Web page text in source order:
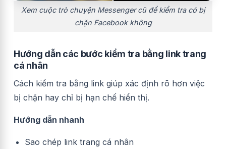
Xem cuộc trò chuyện Messenger cũ để kiểm tra có bị
chặn Facebook không
Hướng dẫn các bước kiểm tra bằng link trang
cá nhân
Cách kiểm tra bằng link giúp xác định rõ hơn việc
bị chặn hay chỉ bị hạn chế hiển thị.
Hướng dẫn nhanh
Sao chép link trang cá nhân